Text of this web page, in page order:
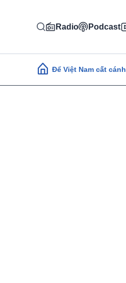
Radio Podcast
Main navigation
Để Việt Nam cất cánh